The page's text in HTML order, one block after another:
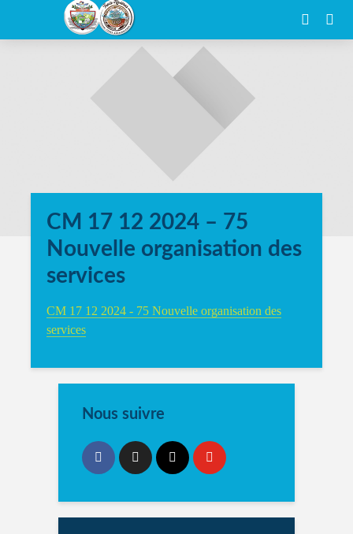
CM 17 12 2024 – 75
Nouvelle organisation des
services
CM 17 12 2024 - 75 Nouvelle organisation des
services
Nous suivre